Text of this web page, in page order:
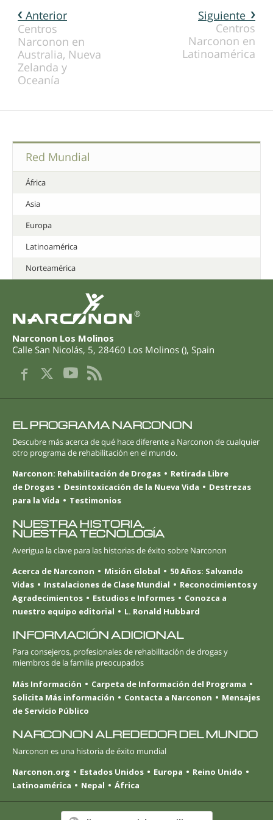
Siguiente
Centros
Narconon en
Latinoamérica
Anterior
Centros
Narconon en
Australia, Nueva
Zelanda y
Oceanía
Red Mundial
África
Asia
Europa
Latinoamérica
Norteamérica
®
Narconon Los Molinos
Calle San Nicolás, 5, 28460 Los Molinos (), Spain
EL PROGRAMA NARCONON
Descubre más acerca de qué hace diferente a Narconon de cualquier
otro programa de rehabilitación en el mundo.
Narconon: Rehabilitación de Drogas
Retirada Libre
de Drogas
Desintoxicación de la Nueva Vida
Destrezas
para la Vida
Testimonios
NUESTRA HISTORIA.
NUESTRA TECNOLOGÍA
Averigua la clave para las historias de éxito sobre Narconon
Acerca de Narconon
Misión Global
50 Años: Salvando
Vidas
Instalaciones de Clase Mundial
Reconocimientos y
Agradecimientos
Estudios e Informes
Conozca a
nuestro equipo editorial
L. Ronald Hubbard
INFORMACIÓN ADICIONAL
Para consejeros, profesionales de rehabilitación de drogas y
miembros de la familia preocupados
Más Información
Carpeta de Información del Programa
Solicita Más información
Contacta a Narconon
Mensajes
de Servicio Público
NARCONON ALREDEDOR DEL MUNDO
Narconon es una historia de éxito mundial
Narconon.org
Estados Unidos Europa
Reino Unido
Latinoamérica
Nepal África